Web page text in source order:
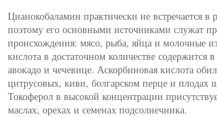
Цианокобаламин практически не встречается в
поэтому его основными источниками служат
происхождения: мясо, рыба, яйца и молочные
кислота в достаточном количестве содержится
авокадо и чечевице. Аскорбиновая кислота
цитрусовых, киви, болгарском перце и плодах
Токоферол в высокой концентрации
маслах, орехах и семенах подсолнечника.